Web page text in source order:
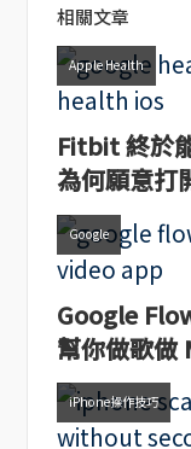
相關文章
Apple Health
Fitbit 終於
為何願意打
Google
Google
幫你做歌做
iPhone操作技巧